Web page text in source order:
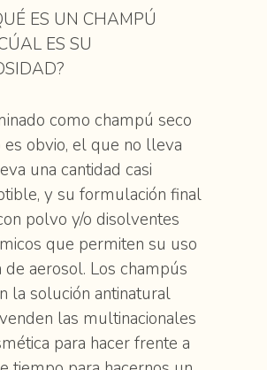
ES UN CHAMPÚ
ES SU
como champú seco
es obvio, el que no lleva
una cantidad casi
y su formulación final
polvo y/o disolventes
que permiten su uso
aerosol. Los champús
la solución antinatural
las multinacionales
para hacer frente a